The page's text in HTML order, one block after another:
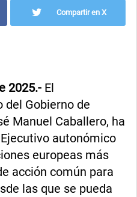
Compartir en X
2025.- El
del Gobierno de
Manuel Caballero, ha
autonómico
europeas más
acción común para
las que se pueda